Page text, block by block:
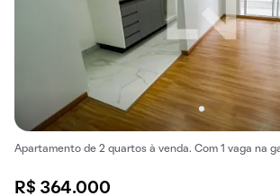
Apartamento de 2 quartos à venda. Com 1 vaga na
R$ 364.000